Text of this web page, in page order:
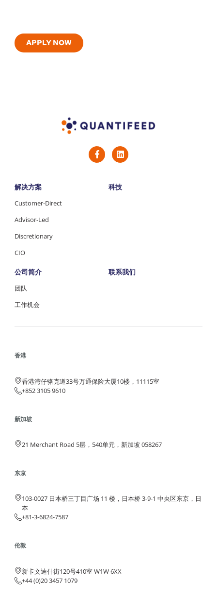
APPLY NOW
解决方案
Customer-Direct
Advisor-Led
Discretionary
CIO
科技
公司简介
团队
工作机会
联系我们
香港
香港湾仔骆克道33号万通保险大厦10楼，11115室
+852 3105 9610
新加坡
21 Merchant Road 5层，540单元，新加坡 058267
东京
103-0027 日本桥三丁目广场 11 楼，日本桥 3-9-1 中央区东京，日
本
+81-3-6824-7587
伦敦
新卡文迪什街120号410室 W1W 6XX
+44 (0)20 3457 1079